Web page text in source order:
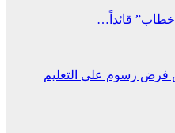
قائداً…
فرض رسوم على التعليم